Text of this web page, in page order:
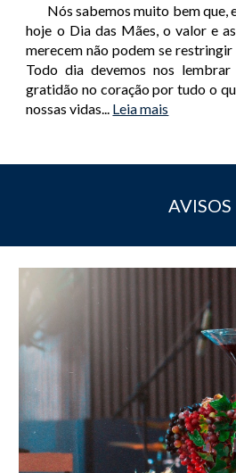
Nós sabemos muito bem que,
hoje o Dia das Mães, o valor e
merecem não podem se
Todo dia devemos nos lembrar
gratidão no coração por tudo o
nossas vidas... Leia mais
AVISOS